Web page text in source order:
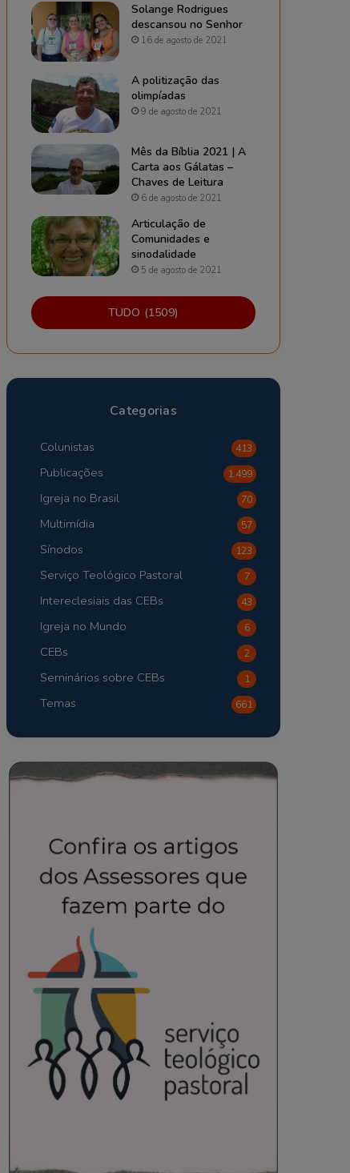
Solange Rodrigues
descansou no Senhor
16 de agosto de 2021
A politização das
olimpíadas
9 de agosto de 2021
Mês da Bíblia 2021 | A
Carta aos Gálatas –
Chaves de Leitura
6 de agosto de 2021
Articulação de
Comunidades e
sinodalidade
5 de agosto de 2021
TUDO (1509)
Categorias
Colunistas 413
Publicações 1.499
Igreja no Brasil 70
Multimídia 57
Sínodos 123
Serviço Teológico Pastoral 7
Intereclesiais das CEBs 43
Igreja no Mundo 6
CEBs 2
Seminários sobre CEBs 1
Temas 661